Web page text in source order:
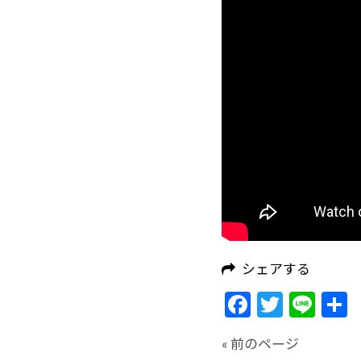
シェアする
Facebook
Twitter
Line共
« 前のページ